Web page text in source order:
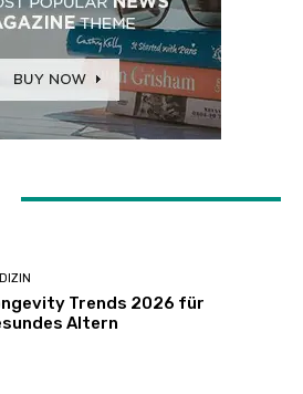
Trends 2026 für
Altern